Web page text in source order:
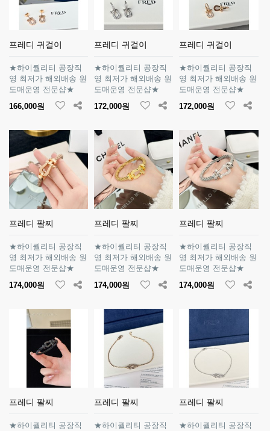
프레디 귀걸이
★하이퀄리티 공장직
영 최저가 해외배송 원
도매운영 전문샵★
166,000원
프레디 귀걸이
★하이퀄리티 공장직
영 최저가 해외배송 원
도매운영 전문샵★
172,000원
프레디 귀걸이
★하이퀄리티 공장직
영 최저가 해외배송 원
도매운영 전문샵★
172,000원
프레디 팔찌
★하이퀄리티 공장직
영 최저가 해외배송 원
도매운영 전문샵★
174,000원
프레디 팔찌
★하이퀄리티 공장직
영 최저가 해외배송 원
도매운영 전문샵★
174,000원
프레디 팔찌
★하이퀄리티 공장직
영 최저가 해외배송 원
도매운영 전문샵★
174,000원
프레디 팔찌
★하이퀄리티 공장직
프레디 팔찌
★하이퀄리티 공장직
프레디 팔찌
★하이퀄리티 공장직